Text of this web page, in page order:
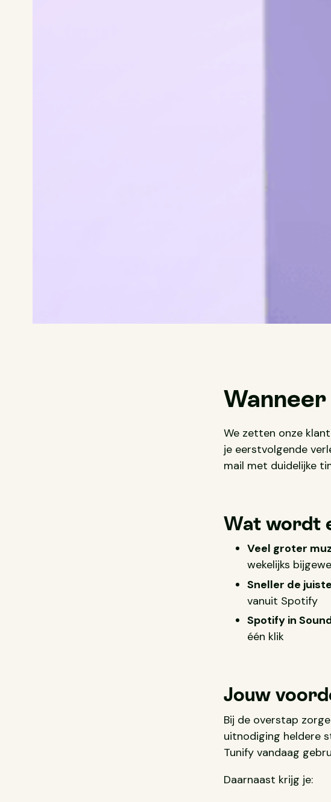
We zetten onze
je eerstvolgende
mail met duidelijke
Wat wordt
Veel groter
wekelijks
Sneller de
vanuit Spotify
Spotify in
één klik
Jouw
Bij de overstap
uitnodiging heldere
Tunify vandaag
Daarnaast krijg je: